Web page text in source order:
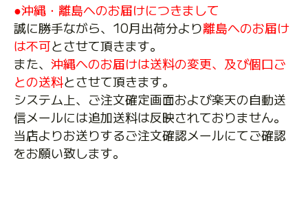
●沖縄・離島へのお届けにつきまして
誠に勝手ながら、10月出荷分より離島へのお届け
は不可とさせて頂きます。
また、 沖縄へのお届けは送料の変更、及び個口ご
との送料とさせて頂きます。
システム上、ご注文確定画面および楽天の自動送
信メールには追加送料は反映されておりません。
当店よりお送りするご注文確認メールにてご確認
をお願い致します。